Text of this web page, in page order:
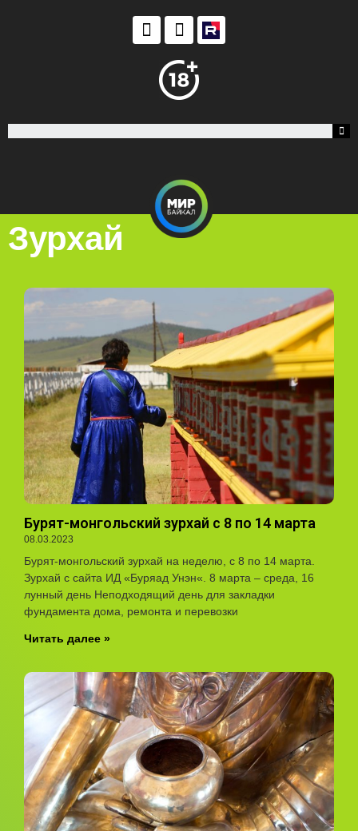
Зурхай
Бурят-монгольский зурхай с 8 по 14 марта
08.03.2023
Бурят-монгольский зурхай на неделю, с 8 по 14 марта.
Зурхай с сайта ИД «Буряад Унэн«. 8 марта – среда, 16
лунный день Неподходящий день для закладки
фундамента дома, ремонта и перевоз­ки
Читать далее »